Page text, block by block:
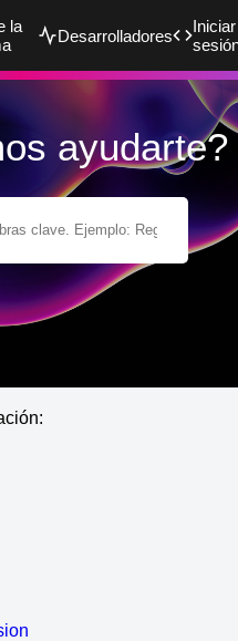
la
Desarrolladores
Iniciar
ayudarte?